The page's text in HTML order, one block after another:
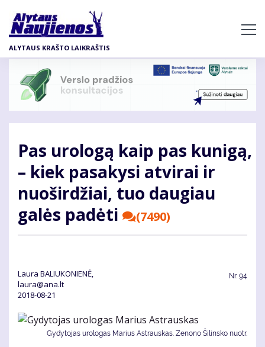
pagrindinį
turinį
ALYTAUS KRAŠTO LAIKRAŠTIS
Pas urologą kaip pas kunigą,
– kiek pasakysi atvirai ir
nuoširdžiai, tuo daugiau
galės padėti
(7490)
Laura BALIUKONIENĖ,
laura@ana.lt
2018-08-21
Nr. 94
Gydytojas urologas Marius Astrauskas. Zenono Šilinsko nuotr.